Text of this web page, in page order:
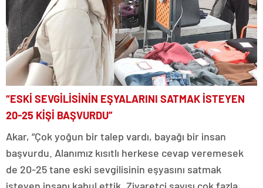
“ESKİ SEVGİLİSİNİN EŞYALARINI SATMAK İSTEYEN
20-25 KİŞİ BAŞVURDU”
Akar, “Çok yoğun bir talep vardı, bayağı bir insan
başvurdu. Alanımız kısıtlı herkese cevap veremesek
de 20-25 tane eski sevgilisinin eşyasını satmak